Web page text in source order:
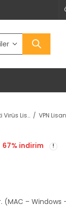
Anti Virüs Lisansları
67% indirim
(MAC – Windows